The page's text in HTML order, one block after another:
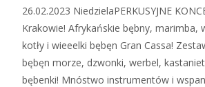
26.02.2023 NiedzielaPERKUSYJNE
Krakowie! Afrykańskie bębny, marimba,
kotły i wieeelki bębęn Gran Cassa!
bębęn morze, dzwonki, werbel,
bębenki! Mnóstwo instrumentów i